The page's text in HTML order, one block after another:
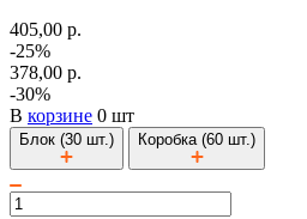
405,00 р.
-25%
378,00 р.
-30%
В корзине 0 шт
Блок (30 шт.) Коробка (60 шт.)